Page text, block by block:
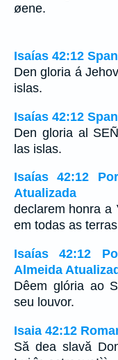
øene.
Isaías 42:12
Den gloria á
islas.
Isaías 42:12
Den gloria al
las islas.
Isaías 42:12
Atualizada
declarem honra a
em todas as
Isaías 42:12
Almeida
Dêem glória ao
seu louvor.
Isaia 42:12
Să dea slavă